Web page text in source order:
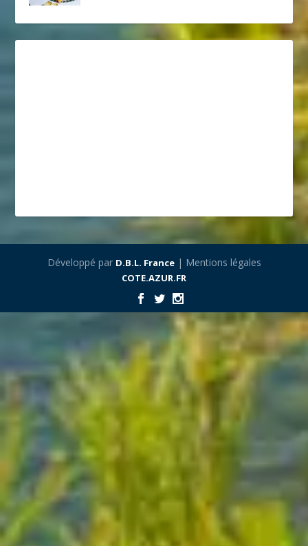
Développé par D.B.L. France| Mentions légales
COTE.AZUR.FR